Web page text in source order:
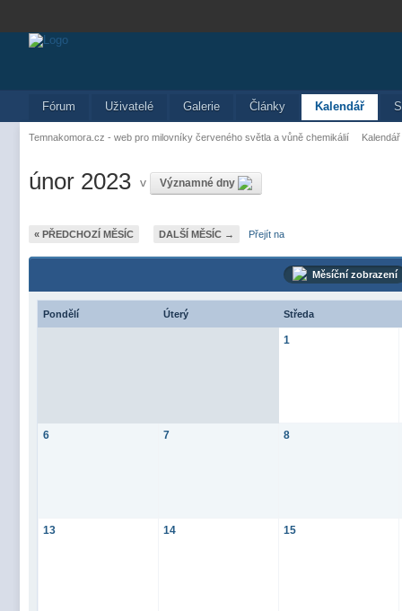
Fórum Uživatelé Galerie Články Kalendář
Temnakomora.cz - web pro milovníky červeného světla a vůně chemikálií Kalendář
únor 2023 v Významné dny
« PŘEDCHOZÍ MĚSÍC DALŠÍ MĚSÍC → Přejít na
Měsíční zobrazení
Pondělí Úterý Středa
1
6 7 8
13 14 15